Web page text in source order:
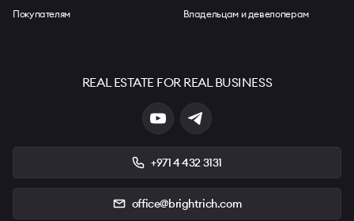
Покупателям
Владельцам и девелоперам
REAL ESTATE FOR REAL BUSINESS
+971 4 432 3131
office@brightrich.com